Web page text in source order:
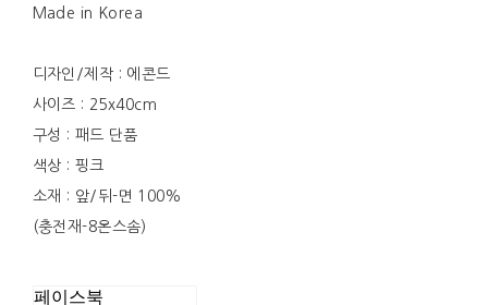
Made in Korea
디자인/제작 : 에콘드
사이즈 : 25x40cm
구성 : 패드 단품
색상 : 핑크
소재 : 앞/뒤-면 100%
(충전재-8온스솜)
페이스북